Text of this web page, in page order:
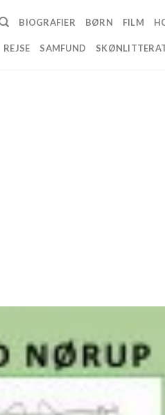
BIOGRAFIER BØRN FILM
REJSE SAMFUND